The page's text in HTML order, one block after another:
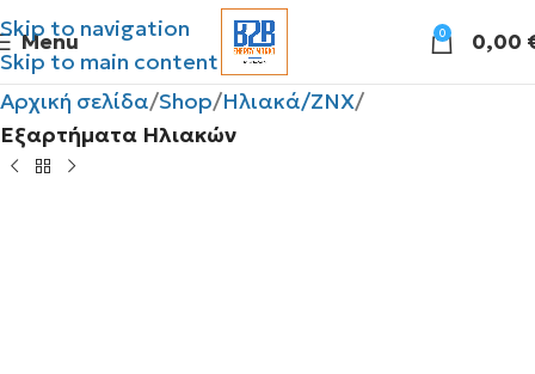
Skip to navigation
Skip to main content
Menu 0 0,00
Αρχική σελίδα Shop Ηλιακά/ΖΝΧ
Εξαρτήματα Ηλιακών